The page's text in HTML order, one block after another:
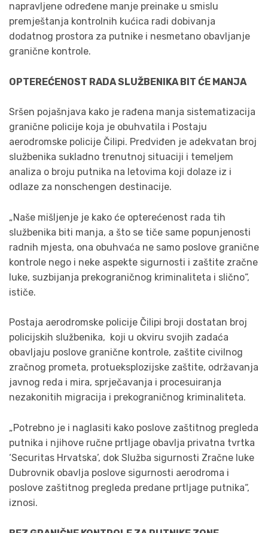
napravljene određene manje preinake u smislu
premještanja kontrolnih kućica radi dobivanja
dodatnog prostora za putnike i nesmetano obavljanje
granične kontrole.
OPTEREĆENOST RADA SLUŽBENIKA BIT ĆE MANJA
Sršen pojašnjava kako je rađena manja sistematizacija
granične policije koja je obuhvatila i Postaju
aerodromske policije Čilipi. Predviđen je adekvatan broj
službenika sukladno trenutnoj situaciji i temeljem
analiza o broju putnika na letovima koji dolaze iz i
odlaze za nonschengen destinacije.
„Naše mišljenje je kako će opterećenost rada tih
službenika biti manja, a što se tiče same popunjenosti
radnih mjesta, ona obuhvaća ne samo poslove granične
kontrole nego i neke aspekte sigurnosti i zaštite zračne
luke, suzbijanja prekograničnog kriminaliteta i slično“,
ističe.
Postaja aerodromske policije Čilipi broji dostatan broj
policijskih službenika, koji u okviru svojih zadaća
obavljaju poslove granične kontrole, zaštite civilnog
zračnog prometa, protueksplozijske zaštite, održavanja
javnog reda i mira, sprječavanja i procesuiranja
nezakonitih migracija i prekograničnog kriminaliteta.
„Potrebno je i naglasiti kako poslove zaštitnog pregleda
putnika i njihove ručne prtljage obavlja privatna tvrtka
‘Securitas Hrvatska’, dok Služba sigurnosti Zračne luke
Dubrovnik obavlja poslove sigurnosti aerodroma i
poslove zaštitnog pregleda predane prtljage putnika“,
iznosi.